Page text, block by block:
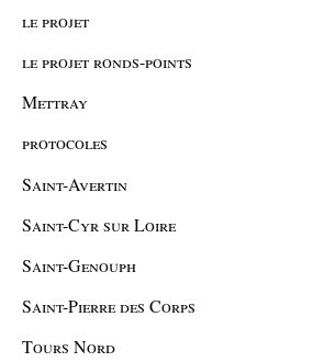
le projet
le projet ronds-points
Mettray
protocoles
Saint-Avertin
Saint-Cyr sur Loire
Saint-Genouph
Saint-Pierre des Corps
Tours Nord